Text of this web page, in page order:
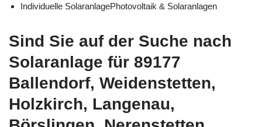
Individuelle SolaranlagePhotovoltaik & Solaranlagen
Sind Sie auf der Suche nach
Solaranlage für 89177
Ballendorf, Weidenstetten,
Holzkirch, Langenau,